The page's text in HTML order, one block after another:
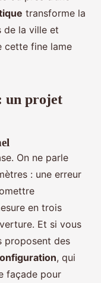
transforme la
de la ville et
cette fine lame
un projet
On ne parle
: une erreur
en trois
Et si vous
proposent des
, qui
façade pour